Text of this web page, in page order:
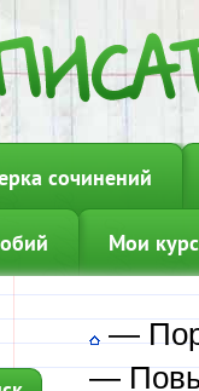
сочинений
Мои
—
—